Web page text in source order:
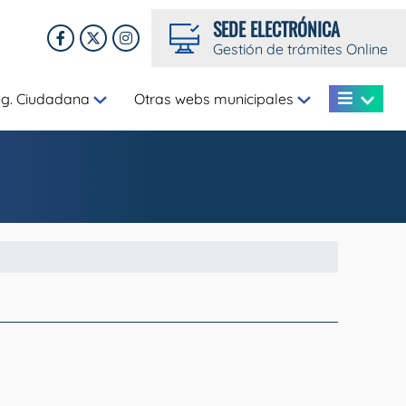
SEDE ELECTRÓNICA
Gestión de trámites Online
Ciudadana Otras webs municipales